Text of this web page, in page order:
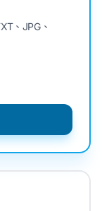
、JPG、